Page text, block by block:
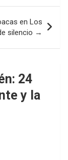
en Los
silencio →
24
y la